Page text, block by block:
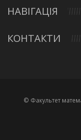
НАВІГАЦІЯ
КОНТАКТИ
© Факультет